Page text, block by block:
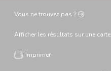
Vous netrouvez pas ?
Afficher les résultats sur une carte
Imprimer